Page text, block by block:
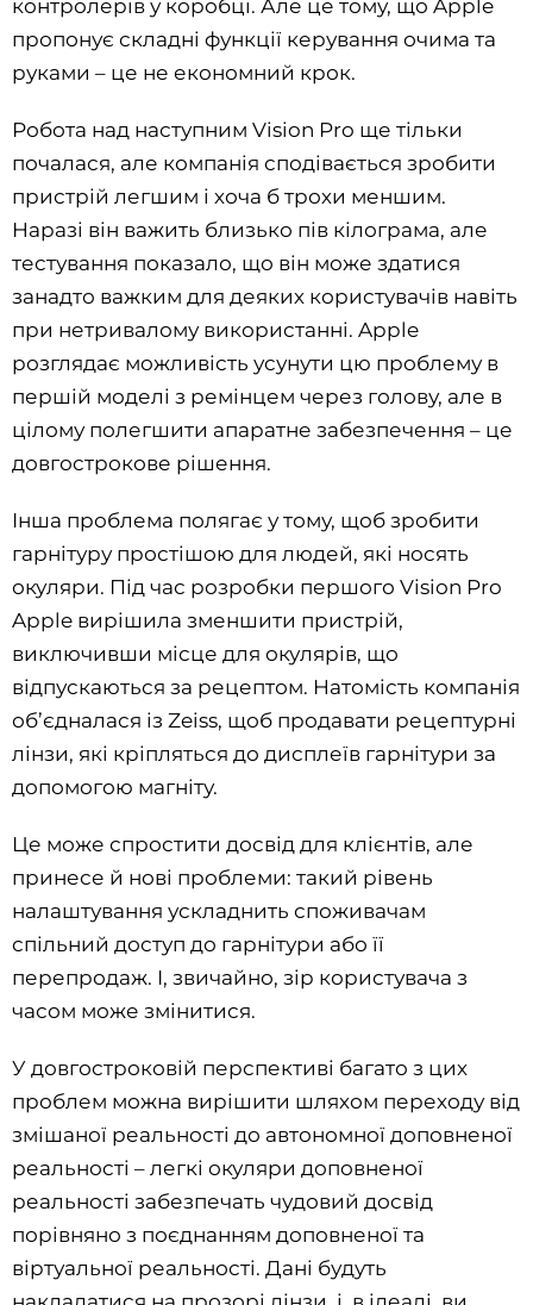
контролерів у коробці. Але це тому, що Apple
пропонує складні функції керування очима та
руками – це не економний крок.
Робота над наступним Vision Pro ще тільки
почалася, але компанія сподівається зробити
пристрій легшим і хоча б трохи меншим.
Наразі він важить близько пів кілограма, але
тестування показало, що він може здатися
занадто важким для деяких користувачів навіть
при нетривалому використанні. Apple
розглядає можливість усунути цю проблему в
першій моделі з ремінцем через голову, але в
цілому полегшити апаратне забезпечення – це
довгострокове рішення.
Інша проблема полягає у тому, щоб зробити
гарнітуру простішою для людей, які носять
окуляри. Під час розробки першого Vision Pro
Apple вирішила зменшити пристрій,
виключивши місце для окулярів, що
відпускаються за рецептом. Натомість компанія
об’єдналася із Zeiss, щоб продавати рецептурні
лінзи, які кріпляться до дисплеїв гарнітури за
допомогою магніту.
Це може спростити досвід для клієнтів, але
принесе й нові проблеми: такий рівень
налаштування ускладнить споживачам
спільний доступ до гарнітури або її
перепродаж. І, звичайно, зір користувача з
часом може змінитися.
У довгостроковій перспективі багато з цих
проблем можна вирішити шляхом переходу від
змішаної реальності до автономної доповненої
реальності – легкі окуляри доповненої
реальності забезпечать чудовий досвід
порівняно з поєднанням доповненої та
віртуальної реальності. Дані будуть